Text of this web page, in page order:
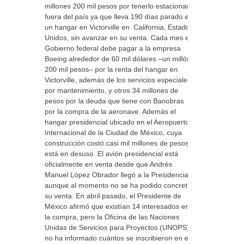
millones 200 mil pesos por tenerlo estacionado
fuera del país ya que lleva 190 días parado en
un hangar en Victorville en California, Estados
Unidos, sin avanzar en su venta. Cada mes el
Gobierno federal debe pagar a la empresa
Boeing alrededor de 60 mil dólares –un millón
200 mil pesos– por la renta del hangar en
Victorville, además de los servicios especiales
por mantenimiento, y otros 34 millones de
pesos por la deuda que tiene con Banobras
por la compra de la aeronave. Además el
hangar presidencial ubicado en el Aeropuerto
Internacional de la Ciudad de México, cuya
construcción costó casi mil millones de pesos,
está en desuso. El avión presidencial está
oficialmente en venta desde que Andrés
Manuel López Obrador llegó a la Presidencia,
aunque al momento no se ha podido concretar
su venta. En abril pasado, el Presidente de
México afirmó que existían 14 interesados en
la compra, pero la Oficina de las Naciones
Unidas de Servicios para Proyectos (UNOPS)
no ha informado cuántos se inscribieron en el